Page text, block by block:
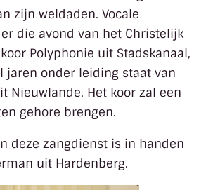
zijn weldaden. Vocale
die avond van het Christelijk
Polyphonie uit Stadskanaal,
jaren onder leiding staat van
Nieuwlande. Het koor zal een
gehore brengen.
deze zangdienst is in handen
uit Hardenberg.